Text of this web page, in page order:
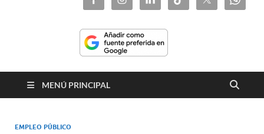
MENÚ PRINCIPAL
EMPLEO PÚBLICO